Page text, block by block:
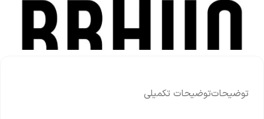
توضیحاتتوضیحات تکمیلی